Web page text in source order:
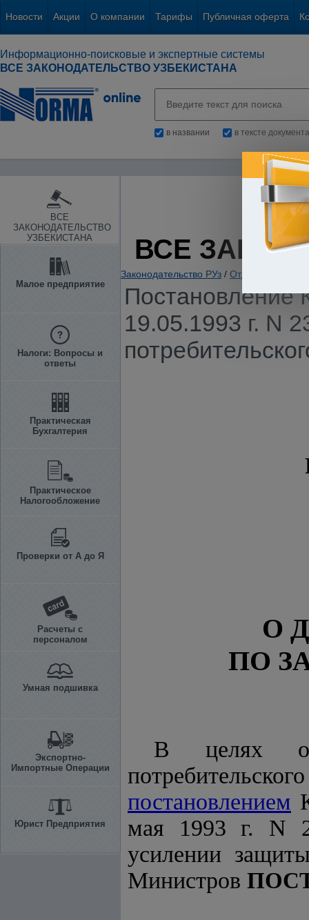
Новости Акции О компании Тарифы Публичная оферта
Информационно-поисковые и экспертные системы
ВСЕ ЗАКОНОДАТЕЛЬСТВО УЗБЕКИСТАНА
в названии в тексте документа
ВСЕ
ЗАКОНОДАТЕЛЬСТВО
УЗБЕКИСТАНА
Малое предприятие
Налоги: Вопросы и
ответы
Практическая
Бухгалтерия
Практическое
Налогообложение
Проверки от А до Я
Расчеты с
персоналом
Умная подшивка
Экспортно-
Импортные Операции
Юрист Предприятия
ВСЕ
Законодательство РУз / Отдельные
Постановление
19.05.1993 г. N
О
ПО
В целях
постановлением
мая 1993 г. N
усилении
Министров